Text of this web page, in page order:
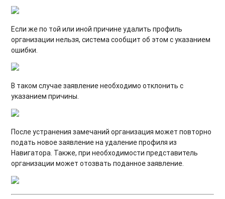
Если же по той или иной причине удалить профиль
организации нельзя, система сообщит об этом с указанием
ошибки.
В таком случае заявление необходимо отклонить с
указанием причины.
После устранения замечаний организация может повторно
подать новое заявление на удаление профиля из
Навигатора. Также, при необходимости представитель
организации может отозвать поданное заявление.